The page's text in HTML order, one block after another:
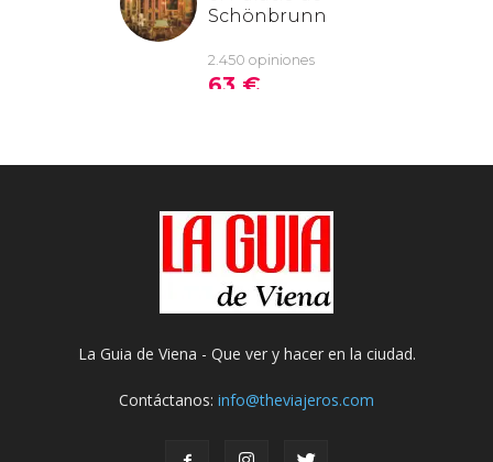
La Guia de Viena - Que ver y hacer en la ciudad.
Contáctanos: info@theviajeros.com